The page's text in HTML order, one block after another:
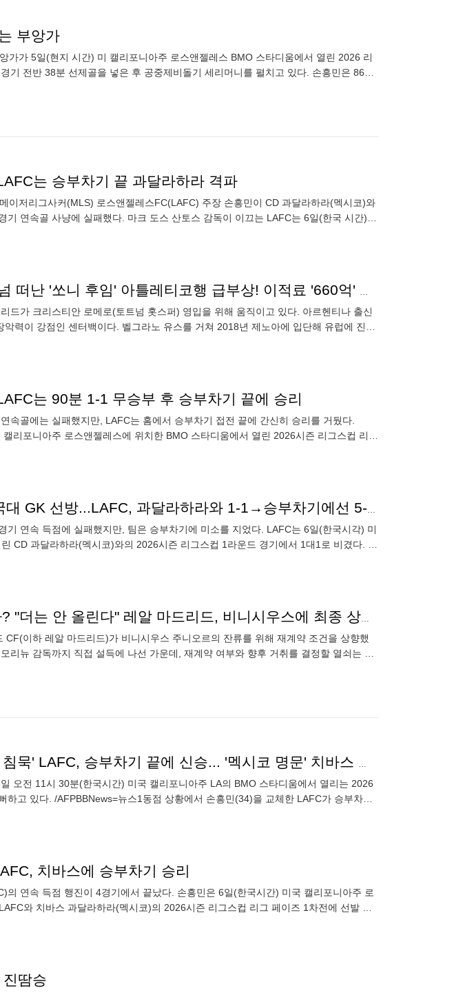
부앙가
가가 5일(현지 시간) 미 캘리포니아주 로스앤젤레스 BMO 스타디움에서 열린 2026 리
기 전반 38분 선제골을 넣은 후 공중제비돌기 세리머니를 펼치고 있다. 손흥민은 86분
는 승부차기 끝 과달라하라 격파
이저리그사커(MLS) 로스앤젤레스FC(LAFC) 주장 손흥민이 CD 과달라하라(멕시코)와
기 연속골 사냥에 실패했다. 마크 도스 산토스 감독이 이끄는 LAFC는 6일(한국 시간)
'강인아 조금만 기다려'...토트넘 떠난 '쏘니 후임' 아틀레티코행 급부상! 이적료 '660억' 제안 예정, 선수도 '최우선 선택지' 고려
드가 크리스티안 로메로(토트넘 홋스퍼) 영입을 위해 움직이고 있다. 아르헨티나 출신
력이 강점인 센터백이다. 벨그라노 유스를 거쳐 2018년 제노아에 입단해 유럽에 진출
는 90분 1-1 무승부 후 승부차기 끝에 승리
속골에는 실패했지만, LAFC는 홈에서 승부차기 접전 끝에 간신히 승리를 거뒀다.
리포니아주 로스앤젤레스에 위치한 BMO 스타디움에서 열린 2026시즌 리그스컵 리그
손흥민 환상 프리킥, 멕시코 국대 GK 선방...LAFC, 과달라하라와 1-1→승부차기에선 5-4 승리+승점 2점 획득[리그스컵]
기 연속 득점에 실패했지만, 팀은 승부차기에 미소를 지었다. LAFC는 6일(한국시각) 미
CD 과달라하라(멕시코)와의 2026시즌 리그스컵 1라운드 경기에서 1대1로 비겼다. 리
아스널행, 결국 꿈으로 끝나나? "더는 안 올린다" 레알 마드리드, 비니시우스에 최종 상향 재계약안 제시… 모리뉴도 직접 설득→ 선수 결정만 남았다
이하 레알 마드리드)가 비니시우스 주니오르의 잔류를 위해 재계약 조건을 상향했
리뉴 감독까지 직접 설득에 나선 가운데, 재계약 여부와 향후 거취를 결정할 열쇠는 전
'손흥민 86분→아쉬운 무득점 침묵' LAFC, 승부차기 끝에 신승... '멕시코 명문' 치바스 격파
오전 11시 30분(한국시간) 미국 캘리포니아주 LA의 BMO 스타디움에서 열리는 2026
고 있다. /AFPBBNews=뉴스1동점 상황에서 손흥민(34)을 교체한 LAFC가 승부차기
치바스에 승부차기 승리
의 연속 득점 행진이 4경기에서 끝났다. 손흥민은 6일(한국시간) 미국 캘리포니아주 로
와 치바스 과달라하라(멕시코)의 2026시즌 리그스컵 리그 페이즈 1차전에 선발 출
땀승